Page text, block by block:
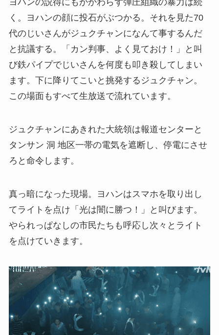
ヨハンの説得にもかかわらず弾圧組織の暴力は続
く。ヨハンの顔に投石がぶつかる。それを見た70
代のじいさんがジュクチャンになんて事するんだ
と抗議する。「カン判事、よく見ておけ！」と叫
び鉄パイプでじいさんを何度も叩き殺してしまい
ます。下に降りてこいと挑発するジュクチャン。
この場面もすべて生放送で流れています。
ジュクチャンにあきれた大統領は報道センターと
タンサン 洞 地区一帯の電気を遮断し、停電にさせ
ろと命令します。
真っ暗になった現場。ヨハンはスマホを取り出し
てライトを点け「光は闇に勝つ！」と叫びます。
やられっぱなしの市民たちも呼応し次々とライト
を点けていきます。